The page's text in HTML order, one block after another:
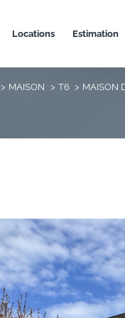
locations estimation
MAISON T6 MAISON